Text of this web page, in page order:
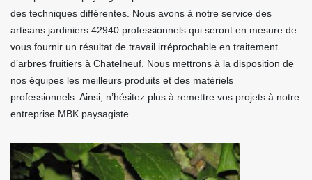
des techniques différentes. Nous avons à notre service des
artisans jardiniers 42940 professionnels qui seront en mesure de
vous fournir un résultat de travail irréprochable en traitement
d’arbres fruitiers à Chatelneuf. Nous mettrons à la disposition de
nos équipes les meilleurs produits et des matériels
professionnels. Ainsi, n’hésitez plus à remettre vos projets à notre
entreprise MBK paysagiste.